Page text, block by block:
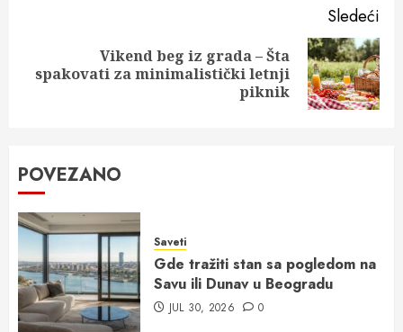
Sledeći
Next
Vikend beg iz grada – Šta
spakovati za minimalistički letnji
piknik
POVEZANO
Saveti
Gde tražiti stan sa pogledom na
Savu ili Dunav u Beogradu
JUL 30, 2026 0